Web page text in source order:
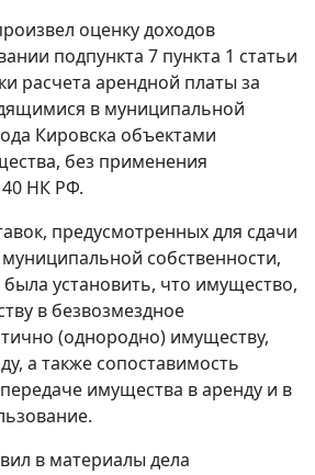
оценку доходов
подпункта 7 пункта 1 статьи
расчета арендной платы за
в муниципальной
Кировска объектами
без применения
НК РФ.
предусмотренных для сдачи
собственности,
установить, что имущество,
в безвозмездное
(однородно) имуществу,
а также сопоставимость
имущества в аренду и в
в материалы дела